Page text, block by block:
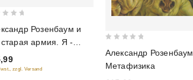
Розенбаум и
старая армия. Я -
на нотном стане.
концерт
zzgl. Versand of
Александр Розенбаум.
Метафизика